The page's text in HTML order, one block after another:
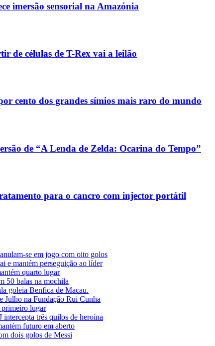
imersão sensorial na Amazónia
de células de T-Rex vai a leilão
cento dos grandes símios mais raro do mundo
de “A Lenda de Zelda: Ocarina do Tempo”
para o cancro com injector portátil
se em jogo com oito golos
e mantém perseguição ao líder
quarto lugar
50 balas na mochila
goleia Benfica de Macau.
Julho na Fundação Rui Cunha
primeiro lugar
intercepta três quilos de heroína
futuro em aberto
dois golos de Messi